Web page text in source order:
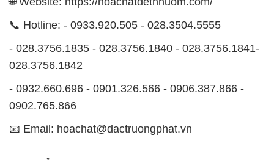
📞 Hotline: - 0933.920.505 - 028.3504.5555
- 028.3756.1835 - 028.3756.1840 - 028.3756.1841-
028.3756.1842
- 0932.660.696 - 0901.326.566 - 0906.387.866 -
0902.765.866
📧 Email: hoachat@dactruongphat.vn